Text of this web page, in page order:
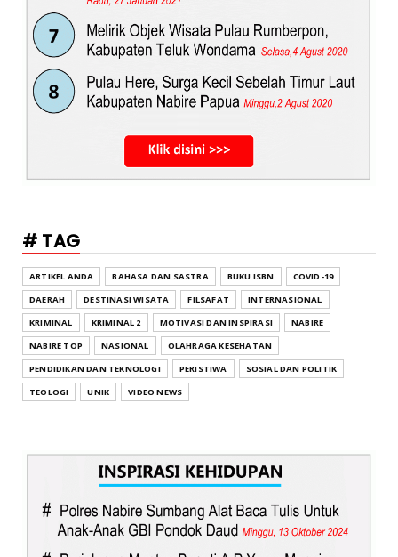
# TAG
ARTIKEL ANDA BAHASA DAN SASTRA BUKU ISBN
COVID-19
DAERAH
DESTINASI WISATA FILSAFAT
INTERNASIONAL
KRIMINAL
KRIMINAL 2 MOTIVASI DAN INSPIRASI
NABIRE
NABIRE TOP
NASIONAL
OLAHRAGA KESEHATAN
PENDIDIKAN DAN TEKNOLOGI
PERISTIWA
SOSIAL DAN POLITIK
TEOLOGI
UNIK VIDEO NEWS